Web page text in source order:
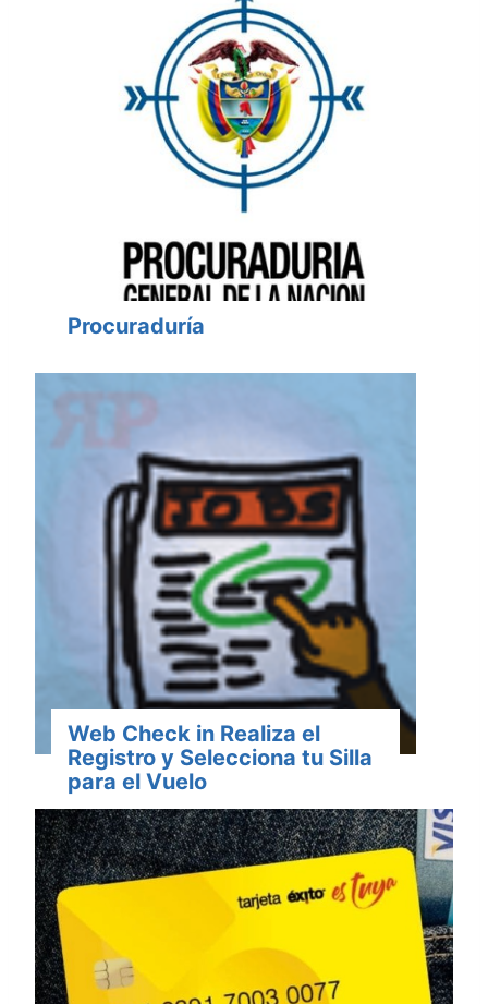
Procuraduría
Web Check in Realiza el
Registro y Selecciona tu Silla
para el Vuelo